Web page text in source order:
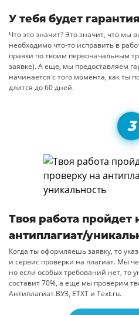
У тебя будет
Что это значит? Это значит, что мы
необходимо что-то исправить в
правки по твоим первоначальным
заявке). А еще, мы предоставляем
начинается с того момента, как ты
длится до 60 дней.
Твоя работа
антиплагиат/
Когда ты оформляешь заявку, то
и сервис проверки на плагиат. Мы
но если особых требований нет, то
составит 70%, а еще мы проверим
Антиплагиат.ВУЗ, ETXT и Text.ru.